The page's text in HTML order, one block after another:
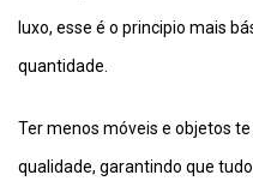
luxo, esse é o principio mais
quantidade.
Ter menos móveis e objetos
qualidade, garantindo que